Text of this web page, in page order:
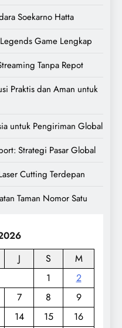
Soekarno Hatta
Game Lengkap
Tanpa Repot
Praktis dan Aman untuk
untuk Pengiriman Global
Strategi Pasar Global
Cutting Terdepan
Taman Nomor Satu
J S
M
1
2
7 8
9
14 15
16